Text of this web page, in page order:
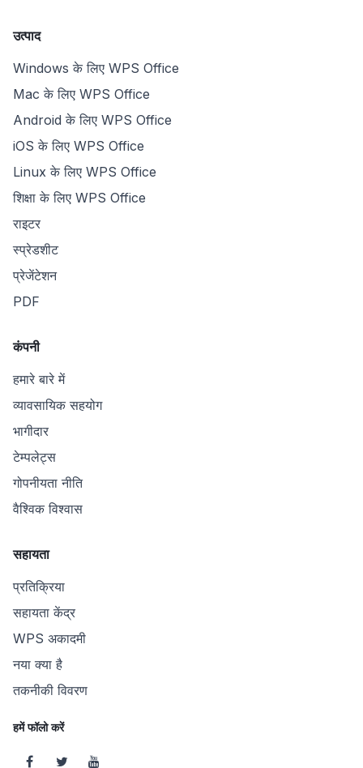
उत्पाद
Windows के लिए WPS Office
Mac के लिए WPS Office
Android के लिए WPS Office
iOS के लिए WPS Office
Linux के लिए WPS Office
शिक्षा के लिए WPS Office
राइटर
स्प्रेडशीट
प्रेजेंटेशन
PDF
कंपनी
हमारे बारे में
व्यावसायिक सहयोग
भागीदार
टेम्पलेट्स
गोपनीयता नीति
वैश्विक विश्वास
सहायता
प्रतिक्रिया
सहायता केंद्र
WPS अकादमी
नया क्या है
तकनीकी विवरण
हमें फॉलो करें